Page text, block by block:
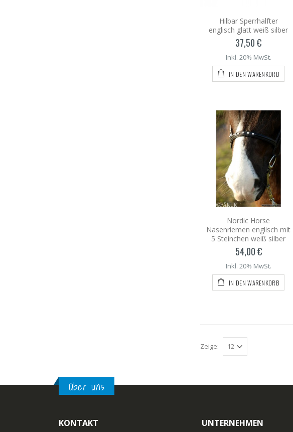
Hilbar Sperrhalfter
englisch glatt weiß silber
37,50 €
Inkl. 20% MwSt.
IN DEN WARENKORB
Nordic Horse
Nasenriemen englisch mit
5 Steinchen weiß silber
54,00 €
Inkl. 20% MwSt.
IN DEN WARENKORB
Zeige:
Über uns
KONTAKT UNTERNEHMEN